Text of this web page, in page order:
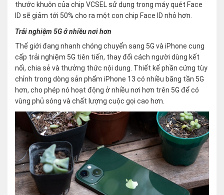
thước khuôn của chip VCSEL sử dụng trong máy quét Face
ID sẽ giảm tới 50% cho ra một con chip Face ID nhỏ hơn.
Trải nghiệm 5G ở nhiều nơi hơn
Thế giới đang nhanh chóng chuyển sang 5G và iPhone cung
cấp trải nghiệm 5G tiên tiến, thay đổi cách người dùng kết
nối, chia sẻ và thưởng thức nội dung. Thiết kế phần cứng tùy
chỉnh trong dòng sản phẩm iPhone 13 có nhiều băng tần 5G
hơn, cho phép nó hoạt động ở nhiều nơi hơn trên 5G để có
vùng phủ sóng và chất lượng cuộc gọi cao hơn.